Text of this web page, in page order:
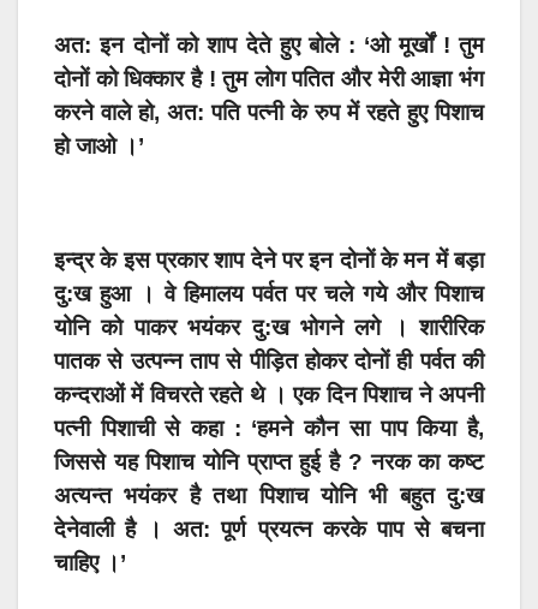
अत: इन दोनों को शाप देते हुए बोले : ‘ओ मूर्खों ! तुम
दोनों को धिक्कार है ! तुम लोग पतित और मेरी आज्ञा भंग
करने वाले हो, अत: पति पत्नी के रुप में रहते हुए पिशाच
हो जाओ ।’
इन्द्र के इस प्रकार शाप देने पर इन दोनों के मन में बड़ा
दु:ख हुआ । वे हिमालय पर्वत पर चले गये और पिशाच
योनि को पाकर भयंकर दु:ख भोगने लगे । शारीरिक
पातक से उत्पन्न ताप से पीड़ित होकर दोनों ही पर्वत की
कन्दराओं में विचरते रहते थे । एक दिन पिशाच ने अपनी
पत्नी पिशाची से कहा : ‘हमने कौन सा पाप किया है,
जिससे यह पिशाच योनि प्राप्त हुई है ? नरक का कष्ट
अत्यन्त भयंकर है तथा पिशाच योनि भी बहुत दु:ख
देनेवाली है । अत: पूर्ण प्रयत्न करके पाप से बचना
चाहिए ।’